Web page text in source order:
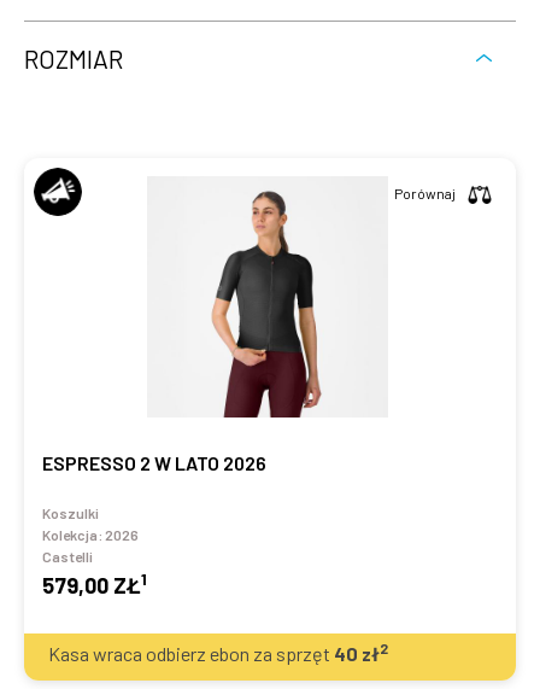
ROZMIAR
ESPRESSO 2 W LATO 2026
Koszulki
Kolekcja: 2026
Castelli
579,00 ZŁ1
Porównaj
Kasa wraca odbierz ebon za sprzęt 40 zł2